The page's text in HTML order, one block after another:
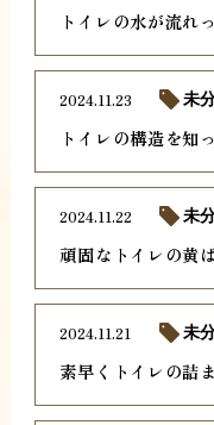
トイレの水が流れ
トイレの構造を知
2024.11.23 未
頑固なトイレの黄
2024.11.22 未
素早くトイレの詰
2024.11.21 未